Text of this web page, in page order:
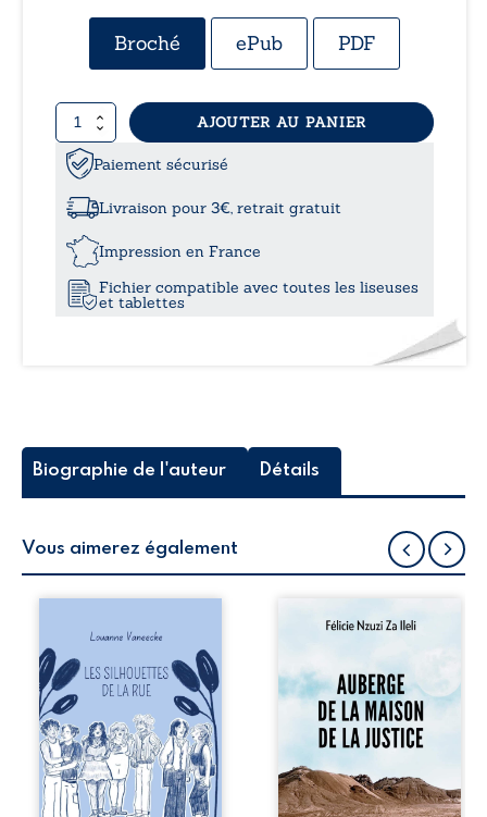
de
Broché ePub PDF
quantité
de
Une
de
AJOUTER AU PANIER
Paiement sécurisé
Livraison pour 3€, retrait gratuit
Impression en France
Fichier compatible avec toutes les liseuses
et tablettes
Biographie de l'auteur Détails
Vous aimerez également
la rue donne la
parole à six
personnages
ordinaires,
traversés par des
pensées, des
émotions et des
silences qui
pourraient
appartenir à
Auberge de la
récit-témoignage
consacré au
parcours
exemplaire de
Mbala Zi Nkuaku
Lema Félix.
Magistrat intègre,
fervent défenseur